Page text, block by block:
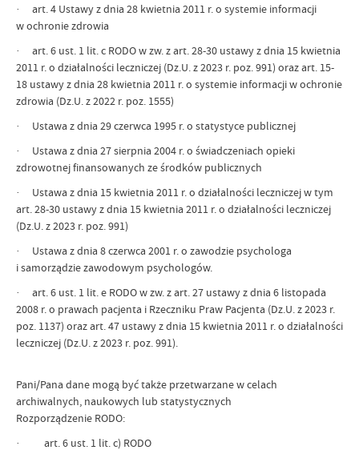
· art. 4 Ustawy z dnia 28 kwietnia 2011 r. o systemie informacji
w ochronie zdrowia
· art. 6 ust. 1 lit. c RODO w zw. z art. 28-30 ustawy z dnia 15 kwietnia
2011 r. o działalności leczniczej (Dz.U. z 2023 r. poz. 991) oraz art. 15-
18 ustawy z dnia 28 kwietnia 2011 r. o systemie informacji w ochronie
zdrowia (Dz.U. z 2022 r. poz. 1555)
· Ustawa z dnia 29 czerwca 1995 r. o statystyce publicznej
· Ustawa z dnia 27 sierpnia 2004 r. o świadczeniach opieki
zdrowotnej finansowanych ze środków publicznych
· Ustawa z dnia 15 kwietnia 2011 r. o działalności leczniczej w tym
art. 28-30 ustawy z dnia 15 kwietnia 2011 r. o działalności leczniczej
(Dz.U. z 2023 r. poz. 991)
· Ustawa z dnia 8 czerwca 2001 r. o zawodzie psychologa
i samorządzie zawodowym psychologów.
· art. 6 ust. 1 lit. e RODO w zw. z art. 27 ustawy z dnia 6 listopada
2008 r. o prawach pacjenta i Rzeczniku Praw Pacjenta (Dz.U. z 2023 r.
poz. 1137) oraz art. 47 ustawy z dnia 15 kwietnia 2011 r. o działalności
leczniczej (Dz.U. z 2023 r. poz. 991).
Pani/Pana dane mogą być także przetwarzane w celach
archiwalnych, naukowych lub statystycznych
Rozporządzenie RODO:
· art. 6 ust. 1 lit. c) RODO